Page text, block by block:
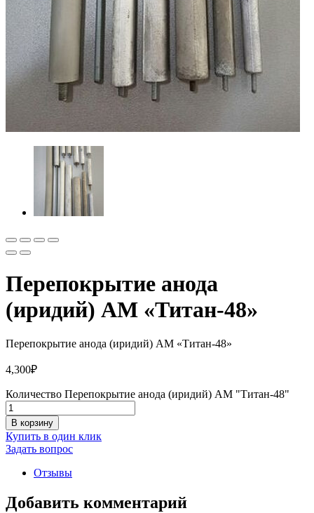
Перепокрытие анода
(иридий) АМ «Титан-48»
Перепокрытие анода (иридий) АМ «Титан-48»
4,300₽
Количество Перепокрытие анода (иридий) АМ "Титан-48"
В корзину
Купить в один клик
Задать вопрос
Отзывы
Добавить комментарий